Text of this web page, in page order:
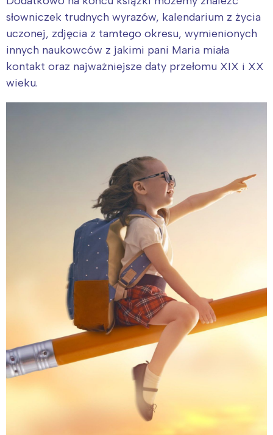
słowniczek trudnych wyrazów, kalendarium z życia
uczonej, zdjęcia z tamtego okresu, wymienionych
innych naukowców z jakimi pani Maria miała
kontakt oraz najważniejsze daty przełomu XIX i XX
wieku.